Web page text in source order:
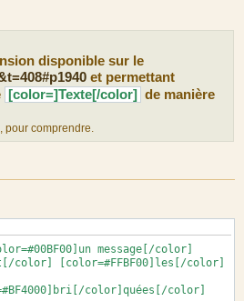
disponible sur le
et permettant
[color=]Texte[/color]
de manière
pour comprendre.
message[/color]
color] [color=#FFBF00]les[/color]
color]quées[/color]